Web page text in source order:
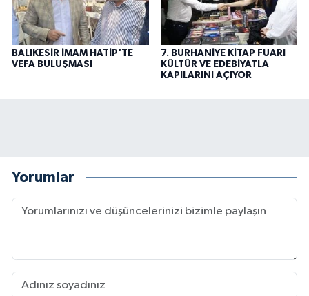
BALIKESİR İMAM HATİP'TE
VEFA BULUŞMASI
7. BURHANİYE KİTAP FUARI
KÜLTÜR VE EDEBİYATLA
KAPILARINI AÇIYOR
Yorumlar